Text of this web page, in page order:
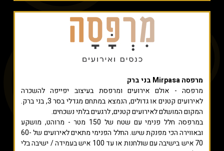
מרפסה Mirpasa בני ברק
מרפסה - אולם אירועים ומרפסת בעיצוב יפייפה להשכרה
לאירועים קטנים או גדולים, הנמצא במתחם מגדלי בסר 3, בני ברק.
המקום המושלם לאירועים קטנים, לרגעים בלתי נשכחים.
במרפסה חלל פנימי עם שטח של 150 מטר - מרוהט, מושקע
ובאווירה הכי מפנקת שיש. החלל הפנימי מתאים לאירועים של 60-
70 איש בישיבה עם שולחנות או עד 100 איש בעמידה / ישיבה בלי